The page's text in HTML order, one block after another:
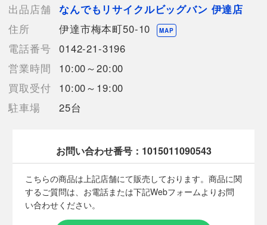
の反映が間に合わず欠品となってしまう場合がございます。
売切れの場合は、ご購入をキャンセルさせていただく場合がござ
います。】
【備考/コメント】
使用に伴うキズや汚れがございます。
キズ/汚れ、あり。
商品画像に関しては出来る限り忠実に表示出来るよう努めており
と予めご了承ください。
保管により商品状態が若干変化する場合がありますのでご了承下
さい。
お気になされる場合はご注意下さいませ。
出品店舗
なんでもリサイクルビッグバン 伊達店
住所
伊達市梅本町50-10 MAP
電話番号 0142-21-3196
営業時間
10:00～20:00
買取受付
10:00～19:00
駐車場
25台
お問い合わせ番号： 1015011090543
こちらの商品は上記店舗にて販売しております。商品に関
するご質問は、お電話または下記Webフォームよりお問
い合わせください。